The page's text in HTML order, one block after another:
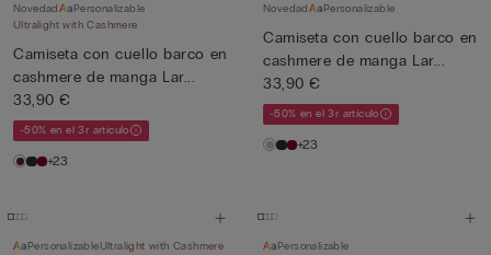
Novedad
Personalizable
Ultralight with Cashmere
Camiseta con cuello barco en
cashmere de manga Lar...
33,90 €
-50% en el 3r artículo
+23
Novedad Personalizable
Camiseta con cuello barco en
cashmere de manga Lar...
33,90 €
-50% en el 3r artículo
+23
PersonalizableUltralight with Cashmere Personalizable